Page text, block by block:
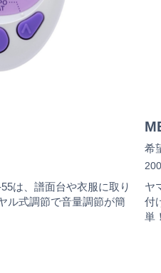
は、譜面台や衣服に取り
ル式調節で音量調節が簡
希
ヤ
付
単！